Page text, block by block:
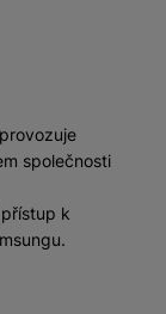
společnosti
k